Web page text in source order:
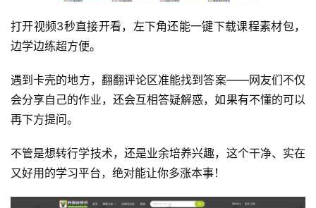
运
产
品
打开视频3秒直接开看，左下角还能一键下载课程素材包，
边学边练超方便。
遇到卡壳的地方，翻翻评论区准能找到答案——网友们不仅
会分享自己的作业，还会互相答疑解惑，如果有不懂的可以
再下方提问。
不管是想转行学技术，还是业余培养兴趣，这个干净、实在
又好用的学习平台，绝对能让你多涨本事！